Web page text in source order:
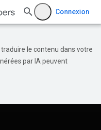
Connexion
le contenu dans votre
par IA peuvent